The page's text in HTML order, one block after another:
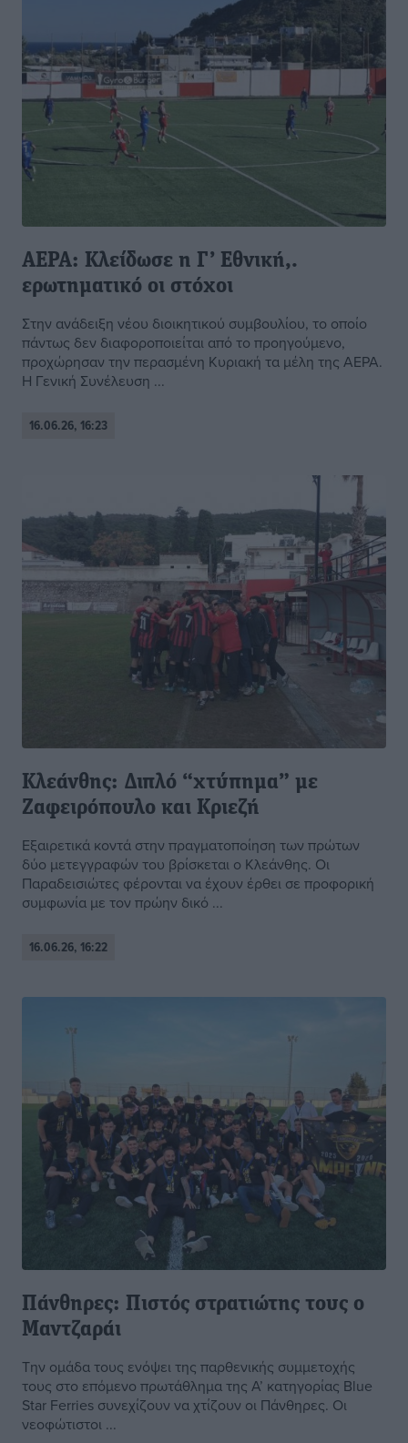
ΑΕΡΑ: Κλείδωσε η Γ’ Εθνική,.
ερωτηματικό οι στόχοι
Στην ανάδειξη νέου διοικητικού συμβουλίου, το οποίο
πάντως δεν διαφοροποιείται από το προηγούμενο,
προχώρησαν την περασμένη Κυριακή τα μέλη της ΑΕΡΑ.
Η Γενική Συνέλευση ...
16.06.26, 16:23
Κλεάνθης: Διπλό “χτύπημα” με
Ζαφειρόπουλο και Κριεζή
Εξαιρετικά κοντά στην πραγματοποίηση των πρώτων
δύο μετεγγραφών του βρίσκεται ο Κλεάνθης. Οι
Παραδεισιώτες φέρονται να έχουν έρθει σε προφορική
συμφωνία με τον πρώην δικό ...
16.06.26, 16:22
Πάνθηρες: Πιστός στρατιώτης τους ο
Μαντζαράι
Την ομάδα τους ενόψει της παρθενικής συμμετοχής
τους στο επόμενο πρωτάθλημα της Α’ κατηγορίας Blue
Star Ferries συνεχίζουν να χτίζουν οι Πάνθηρες. Οι
νεοφώτιστοι ...